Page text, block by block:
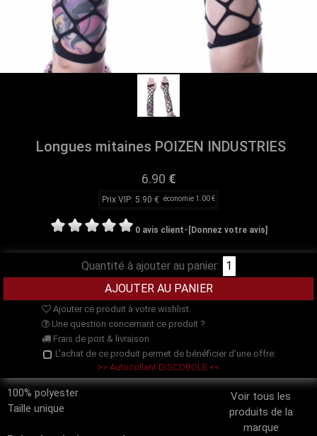
Longues mitaines POIZEN INDUSTRIES
6.90 €
Prix VIP: 5.90 € économie 1.00 €
0 avis client- [Donnez votre avis]
Quantité à ajouter au panier:
Ajouter ce produit à votre wishlist.
Une question concernant ce produit ?
Frais de port & livraison
L'achat de ce produit permet de bénéficier d'une offre:
>> Autocollant DISCOBOLE <<
Voir tous les
produits de la
marque
100% polyester
Taille unique